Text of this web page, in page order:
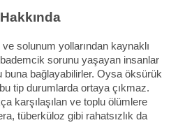
solunum yollarından kaynaklı
sorunu yaşayan insanlar
bağlayabilirler. Oysa öksürük
tip durumlarda ortaya çıkmaz.
karşılaşılan ve toplu ölümlere
tüberküloz gibi rahatsızlık da